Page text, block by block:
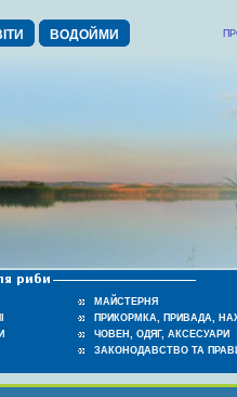
ВОДОЙМИ
МАЙСТЕРНЯ
ПРИКОРМКА, ПРИВАДА,
ЧОВЕН, ОДЯГ, АКСЕСУАРИ
ЗАКОНОДАВСТВО ТА